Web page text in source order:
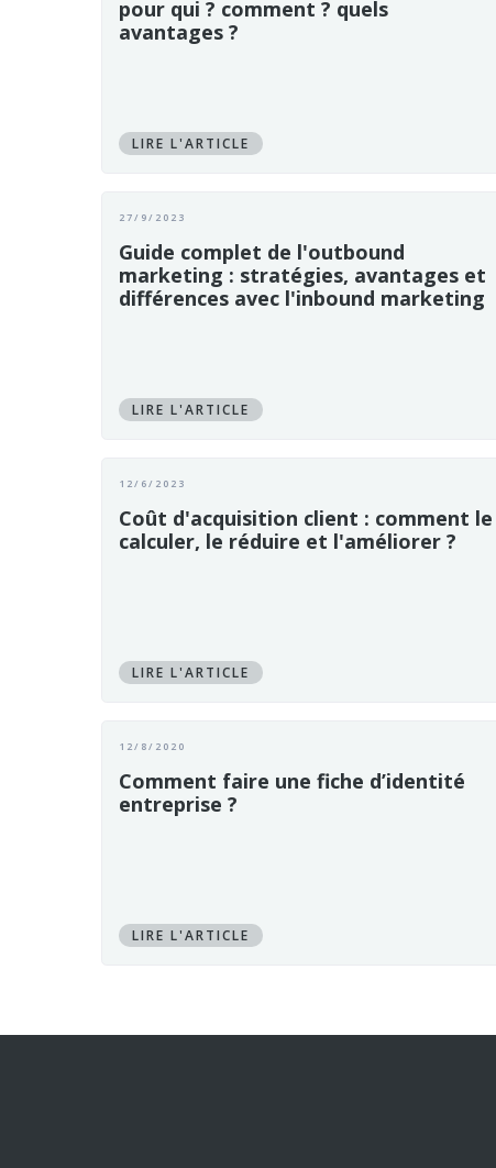
pour qui ? comment ? quels
avantages ?
LIRE L'ARTICLE
27/9/2023
Guide complet de l'outbound
marketing : stratégies, avantages et
différences avec l'inbound marketing
LIRE L'ARTICLE
12/6/2023
Coût d'acquisition client : comment le
calculer, le réduire et l'améliorer ?
LIRE L'ARTICLE
12/8/2020
Comment faire une fiche d’identité
entreprise ?
LIRE L'ARTICLE